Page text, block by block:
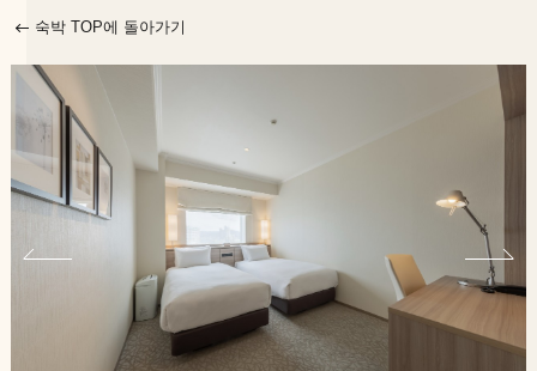
모더레이트 더블
이그제큐티브 더블
(고층)
스탠다드 트윈
유니버설 트윈
슈페리어 트윈
슈페리어 트윈
슈페리어 트리플
일양실
일본식 객실
숙박 TOP에 돌아가기